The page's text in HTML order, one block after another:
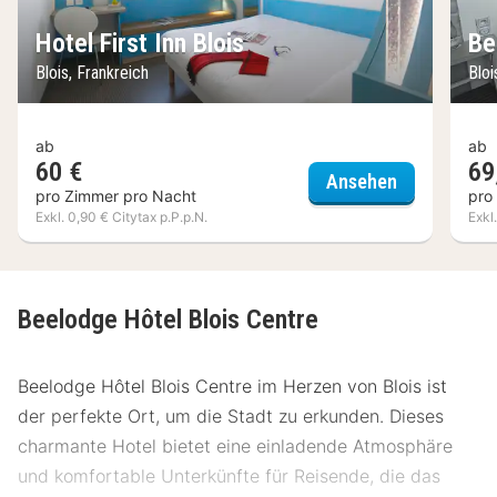
Hotel First Inn Blois
Blois, Frankreich
ab
60 €
pro Zimmer pro Nacht
Exkl. 0,90 € Citytax p.P.p.N.
Ansehen Hotel First
ab
pro
Beelodge Hôtel Blois Centre
Beelodge Hôtel Blois Centre im Herzen von Blois ist
der perfekte Ort, um die Stadt zu erkunden. Dieses
charmante Hotel bietet eine einladende Atmosphäre
und komfortable Unterkünfte für Reisende, die das